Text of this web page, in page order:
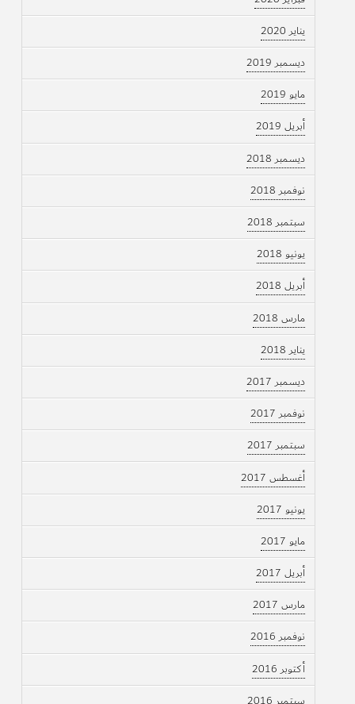
يناير 2020
ديسمبر 2019
مايو 2019
أبريل 2019
ديسمبر 2018
نوفمبر 2018
سبتمبر 2018
يونيو 2018
أبريل 2018
مارس 2018
يناير 2018
ديسمبر 2017
نوفمبر 2017
سبتمبر 2017
أغسطس 2017
يونيو 2017
مايو 2017
أبريل 2017
مارس 2017
نوفمبر 2016
أكتوبر 2016